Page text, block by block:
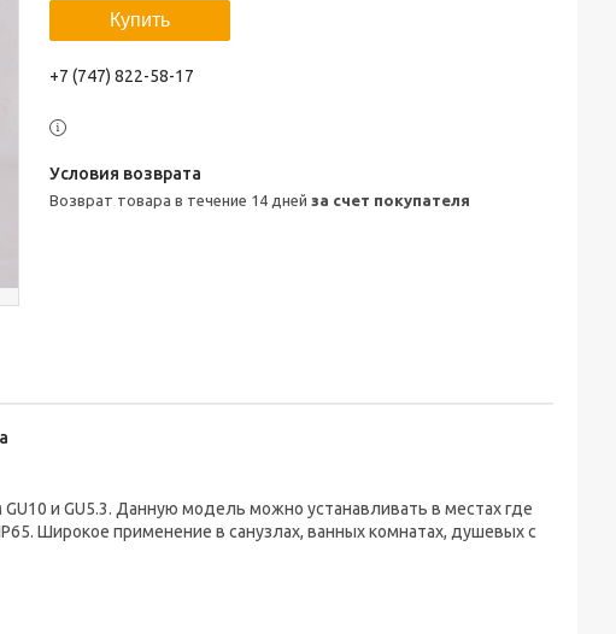
Купить
+7 (747) 822-58-17
возврат товара в течение 14 дней за счет покупателя
и GU5.3. Данную модель можно устанавливать в местах где
Широкое применение в санузлах, ванных комнатах, душевых с